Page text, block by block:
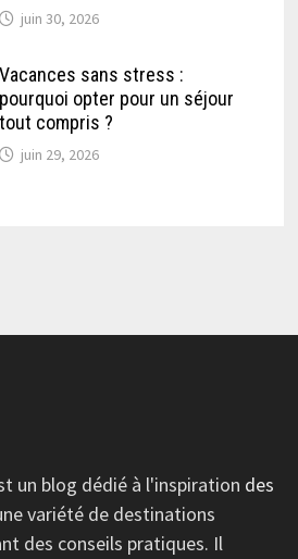
juin 30, 2026
Vacances sans stress :
pourquoi opter pour un séjour
tout compris ?
juin 29, 2026
un blog dédié à l'inspiration des
variété de destinations
des conseils pratiques. Il